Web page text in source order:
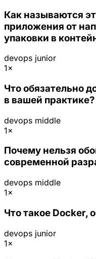
Как называются
приложения от
упаковки в
devops junior
1×
Что обязательно
в вашей практике?
devops middle
1×
Почему нельзя
современной
devops middle
1×
Что такое Docker,
devops junior
1×